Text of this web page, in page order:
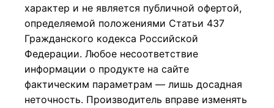
характер и не является публичной офертой,
определяемой положениями Статьи 437
Гражданского кодекса Российской
Федерации. Любое несоответствие
информации о продукте на сайте
фактическим параметрам — лишь досадная
неточность. Производитель вправе изменять